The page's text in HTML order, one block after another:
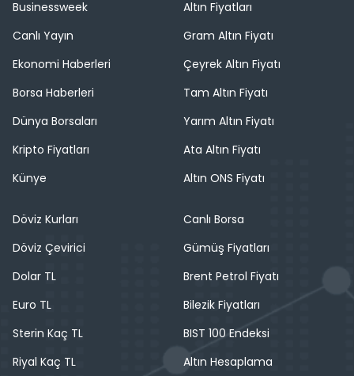
Businessweek
Canlı Yayın
Ekonomi Haberleri
Borsa Haberleri
Dünya Borsaları
Kripto Fiyatları
Künye
Altın Fiyatları
Gram Altın Fiyatı
Çeyrek Altın Fiyatı
Tam Altın Fiyatı
Yarım Altın Fiyatı
Ata Altın Fiyatı
Altın ONS Fiyatı
Döviz Kurları
Döviz Çevirici
Dolar TL
Euro TL
Sterin Kaç TL
Riyal Kaç TL
Canlı Borsa
Gümüş Fiyatları
Brent Petrol Fiyatı
Bilezik Fiyatları
BIST 100 Endeksi
Altın Hesaplama